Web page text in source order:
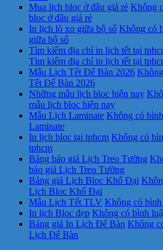
Mua lịch bloc ở đâu giá rẻ Không
bloc ở đâu giá rẻ
In lịch lò xo giữa bộ số Không có
giữa bộ số
Tìm kiếm địa chỉ in lịch tết tại
Tìm kiếm địa chỉ in lịch tết tại
Mẫu Lịch Tết Để Bàn 2026
Tết Để Bàn 2026
Những mẫu lịch bloc hiện nay
mẫu lịch bloc hiện nay
Mẫu Lịch Laminate Không có
Laminate
In lịch bloc tại tphcm Không có
tphcm
Bảng báo giá Lịch Treo Tường
báo giá Lịch Treo Tường
Bảng giá Lịch Bloc Khổ Đại
Lịch Bloc Khổ Đại
Mẫu Lịch Tết TLV Không có bình
In lịch Bloc đẹp Không có bình
Bảng giá In Lịch Để Bàn Không
Lịch Để Bàn